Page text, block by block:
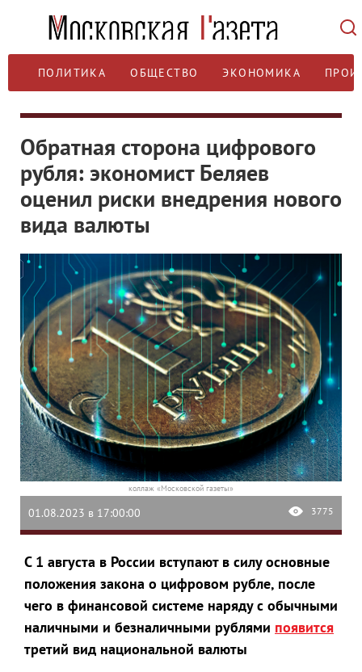
ПОЛИТИКА ОБЩЕСТВО ЭКОНОМИКА
Обратная сторона цифрового
рубля: экономист Беляев
оценил риски внедрения нового
вида валюты
коллаж «Московской газеты»
01.08.2023 в 17:00:00 3775
С 1 августа в России вступают в силу основные
положения закона о цифровом рубле, после
чего в финансовой системе наряду с обычными
наличными и безналичными рублями появится
третий вид национальной валюты